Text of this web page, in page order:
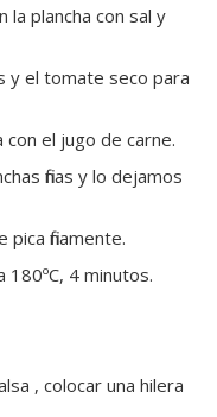
la plancha con sal y
y el tomate seco para
el jugo de carne.
finas y lo dejamos
finamente.
180ºC, 4 minutos.
, colocar una hilera